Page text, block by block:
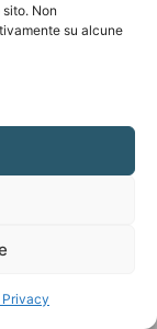
Non
su alcune